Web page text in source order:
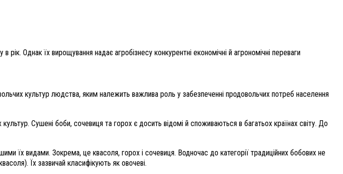
рік. Однак їх вирощування надає агробізнесу конкурентні економічні й агрономічні переваги
культур людства, яким належить важлива роль у забезпеченні продовольчих потреб населення
Сушені боби, сочевиця та горох є досить відомі й споживаються в багатьох країнах світу. До
їх видами. Зокрема, це квасоля, горох і сочевиця. Водночас до категорії традиційних бобових не
Їх зазвичай класифікують як овочеві.